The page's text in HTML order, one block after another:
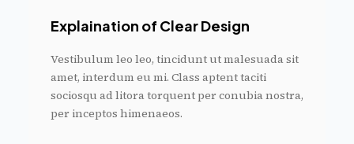
Explaination of Clear Design
Vestibulum leo leo, tincidunt ut malesuada sit
amet, interdum eu mi. Class aptent taciti
sociosqu ad litora torquent per conubia nostra,
per inceptos himenaeos.